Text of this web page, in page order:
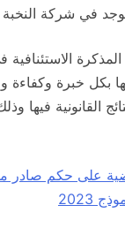
في شركة النخبة
المذكرة
بكل خبرة وكفاءة
القانونية فيها
على حكم صادر
2023